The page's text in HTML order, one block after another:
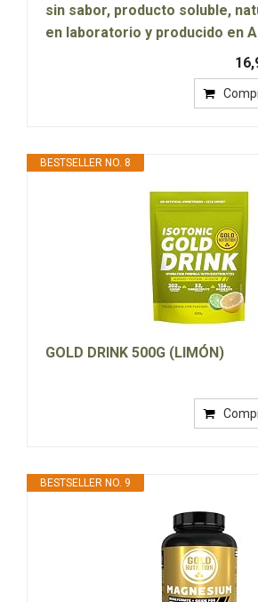
sin sabor, producto soluble,
en laboratorio y producido en
BESTSELLER NO. 8
GOLD DRINK 500G (LIMÓN)
BESTSELLER NO. 9